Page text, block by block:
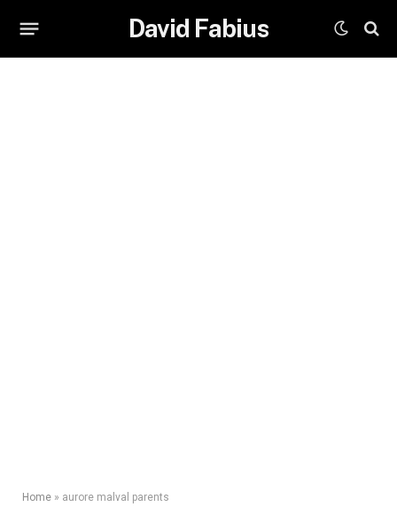
David Fabius
Home » aurore malval parents